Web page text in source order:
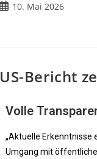
10. Mai 2026
US-Bericht
Volle
„Aktuelle Erkenntnisse
Umgang mit